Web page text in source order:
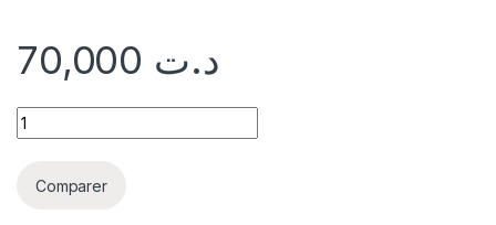
د.ت
Comparer